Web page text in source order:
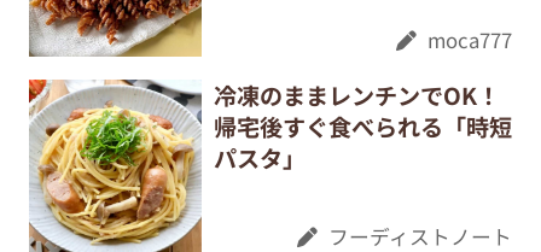
moca777
冷凍のままレンチンでOK！
帰宅後すぐ食べられる「時短
パスタ」
フーディストノート